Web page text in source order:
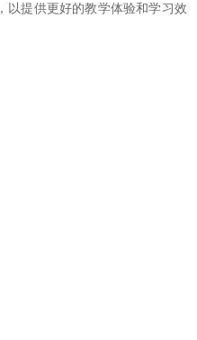
以提供更好的教学体验和学习效